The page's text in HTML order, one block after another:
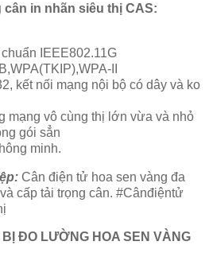
in nhãn siêu thị CAS:
IEEE802.11G
II
kết nối mạng nội bộ có dây và ko
mạng vô cùng thị lớn vừa và nhỏ
gói sẳn
minh.
Cân điện tử hoa sen vàng đa
cấp tải trọng cân. #Cânđiệntử
ĐO LƯỜNG HOA SEN VÀNG